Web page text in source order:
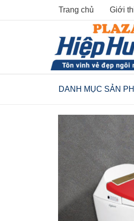
to
Trang chủ Giới
DANH MỤC SẢN